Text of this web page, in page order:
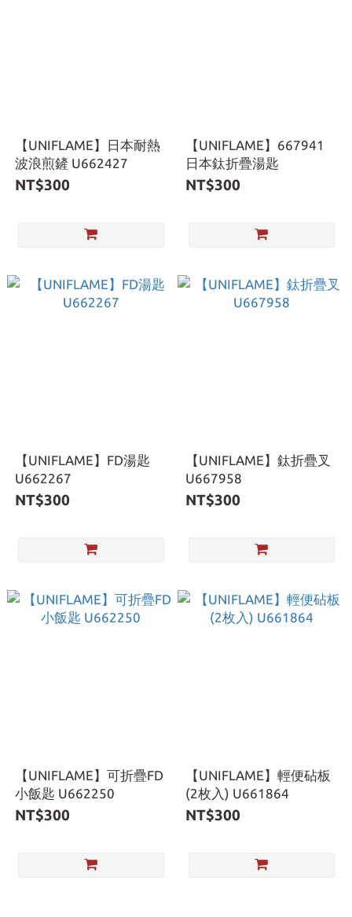
【UNIFLAME】日本耐熱
波浪煎鏟 U662427
NT$300
【UNIFLAME】667941
日本鈦折疊湯匙
NT$300
【UNIFLAME】FD湯匙
U662267
NT$300
【UNIFLAME】鈦折疊叉
U667958
NT$300
【UNIFLAME】可折疊FD
小飯匙 U662250
NT$300
【UNIFLAME】輕便砧板
(2枚入) U661864
NT$300